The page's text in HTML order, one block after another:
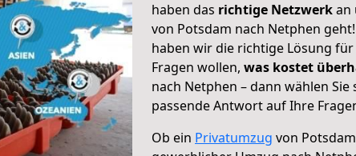
haben das richtige Netzwerkan
von Potsdam nach Netphen
haben wir die richtige Lösung
Fragen wollen, was kostet
nach Netphen – dann wählen
passende Antwort auf Ihre
Ob ein Privatumzug von